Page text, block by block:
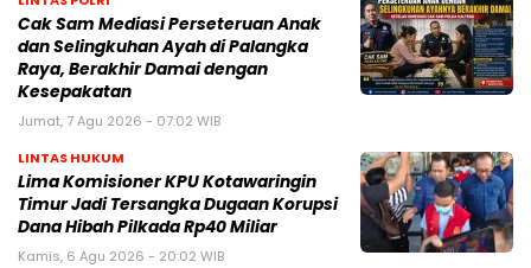
Cak Sam Mediasi Perseteruan Anak
dan Selingkuhan Ayah di Palangka
Raya, Berakhir Damai dengan
Kesepakatan
Jumat, 7 Agu 2026 - 07:02 WIB
LINTAS HUKUM
Lima Komisioner KPU Kotawaringin
Timur Jadi Tersangka Dugaan Korupsi
Dana Hibah Pilkada Rp40 Miliar
Kamis, 6 Agu 2026 - 20:02 WIB